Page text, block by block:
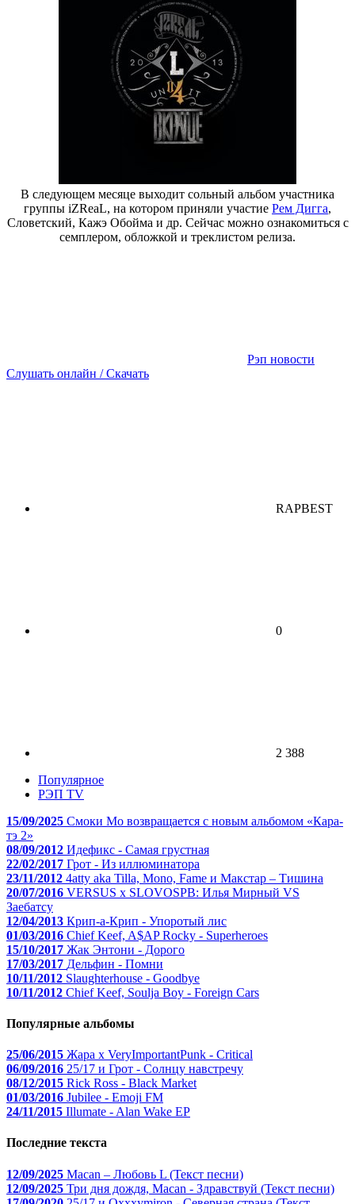
В следующем месяце выходит сольный альбом участника
группы iZReaL, на котором приняли участие Рем Дигга,
Словетский, Кажэ Обойма и др. Сейчас можно ознакомиться с
семплером, обложкой и треклистом релиза.
Рэп новости
Слушать онлайн / Скачать
RAPBEST
0
2 388
Популярное
РЭП TV
15/09/2025 Смоки Мо возвращается с новым альбомом «Кара-
тэ 2»
08/09/2012 Идефикс - Самая грустная
22/02/2017 Грот - Из иллюминатора
23/11/2012 4atty aka Tilla, Mono, Fame и Макстар – Тишина
20/07/2016 VERSUS x SLOVOSPB: Илья Мирный VS
Заебатсу
12/04/2013 Крип-а-Крип - Упоротый лис
01/03/2016 Chief Keef, A$AP Rocky - Superheroes
15/10/2017 Жак Энтони - Дорого
17/03/2017 Дельфин - Помни
10/11/2012 Slaughterhouse - Goodbye
10/11/2012 Chief Keef, Soulja Boy - Foreign Cars
Популярные альбомы
25/06/2015 Жара x VeryImportantPunk - Critical
06/09/2016 25/17 и Грот - Солнцу навстречу
08/12/2015 Rick Ross - Black Market
01/03/2016 Jubilee - Emoji FM
24/11/2015 Illumate - Alan Wake EP
Последние текста
12/09/2025 Macan – Любовь L (Текст песни)
12/09/2025 Три дня дождя, Macan - Здравствуй (Текст песни)